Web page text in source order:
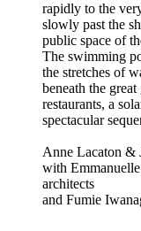
rapidly to the
slowly past the
public space of
The swimming
the stretches of
beneath the
restaurants, a
spectacular
Anne Lacaton &
with
architects
and Fumie